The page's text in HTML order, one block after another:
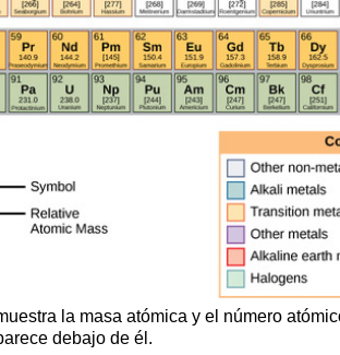
la masa atómica y el número
debajo de él.